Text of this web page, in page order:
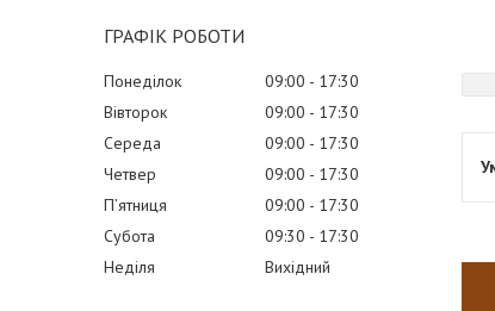
ГРАФІК РОБОТИ
Понеділок 09:00
17:30
Вівторок
09:00
17:30
Середа
09:00
17:30
Четвер
09:00
17:30
Пʼятниця
09:00
17:30
Субота
09:30
17:30
Неділя
Вихідний